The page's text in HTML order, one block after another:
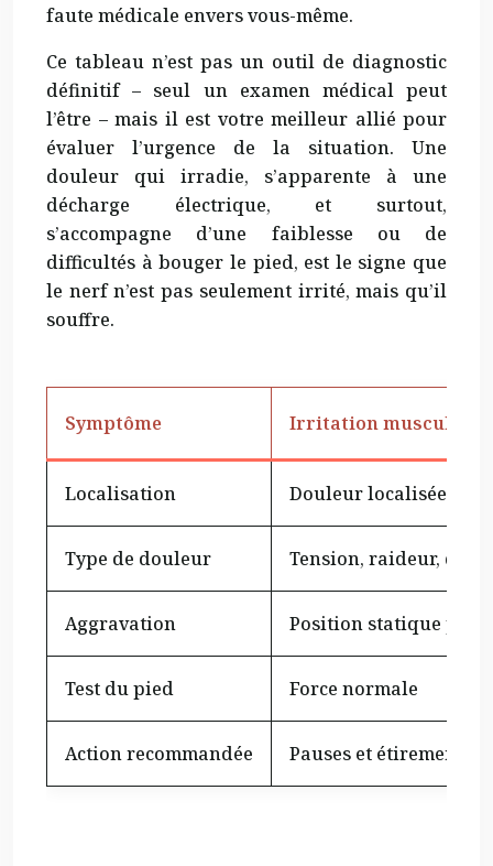
faute médicale envers vous-même.
Ce tableau n’est pas un outil de diagnostic
définitif – seul un examen médical peut
l’être – mais il est votre meilleur allié pour
évaluer l’urgence de la situation. Une
douleur qui irradie, s’apparente à une
décharge électrique, et surtout,
s’accompagne d’une faiblesse ou de
difficultés à bouger le pied, est le signe que
le nerf n’est pas seulement irrité, mais qu’il
souffre.
Symptôme Irritation musculaire
Localisation Douleur localisée
Type de douleur Tension, raideur,
Aggravation Position statique
Test du pied Force normale
Action recommandée Pauses et étirements